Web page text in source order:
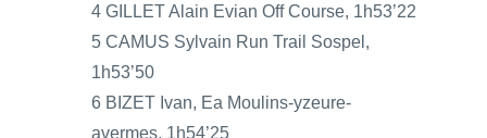
4 GILLET Alain Evian Off Course, 1h53’22
5 CAMUS Sylvain Run Trail Sospel,
1h53’50
6 BIZET Ivan, Ea Moulins-yzeure-
avermes, 1h54’25